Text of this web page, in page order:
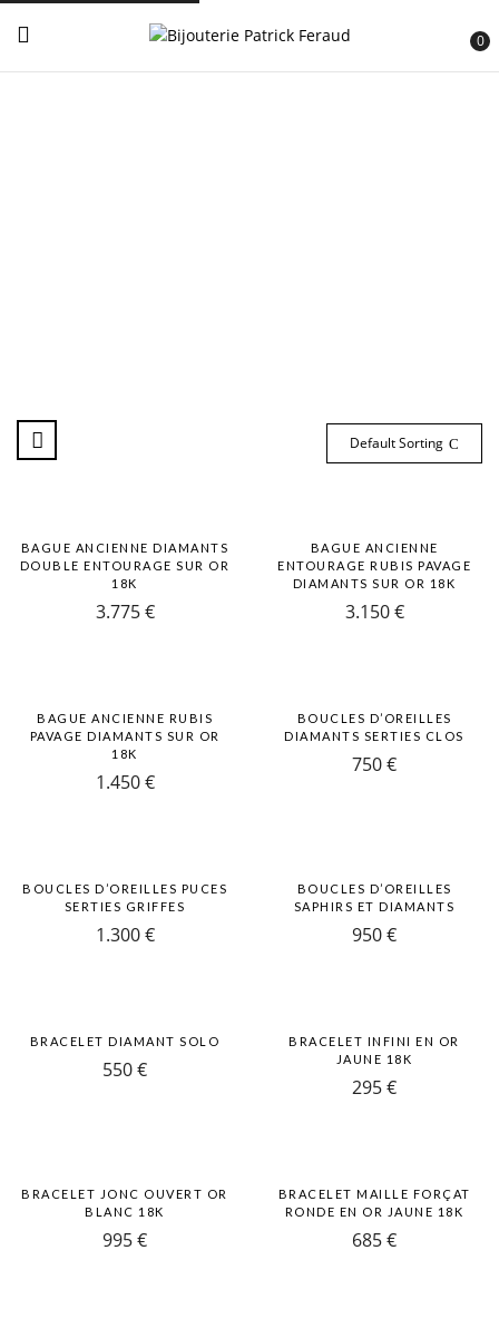
0
Default Sorting
BAGUE ANCIENNE DIAMANTS
DOUBLE ENTOURAGE SUR OR
18K
3.775€
BAGUE ANCIENNE
ENTOURAGE RUBIS PAVAGE
DIAMANTS SUR OR 18K
3.150€
BAGUE ANCIENNE RUBIS
PAVAGE DIAMANTS SUR OR
18K
1.450€
BOUCLES D’OREILLES
DIAMANTS SERTIES CLOS
750€
BOUCLES D’OREILLES PUCES
SERTIES GRIFFES
1.300€
BOUCLES D’OREILLES
SAPHIRS ET DIAMANTS
950€
BRACELET DIAMANT SOLO
550€
BRACELET INFINI EN OR
JAUNE 18K
295€
BRACELET JONC OUVERT OR
BLANC 18K
995€
BRACELET MAILLE FORÇAT
RONDE EN OR JAUNE 18K
685€